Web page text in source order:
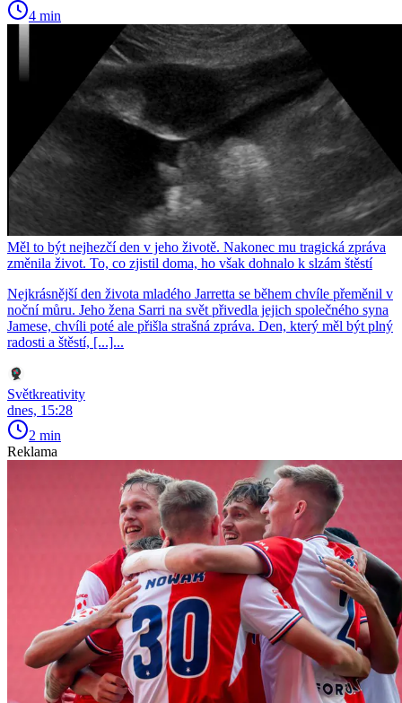
4 min
Měl to být nejhezčí den v jeho životě. Nakonec mu tragická zpráva
změnila život. To, co zjistil doma, ho však dohnalo k slzám štěstí
Nejkrásnější den života mladého Jarretta se během chvíle přeměnil v
noční můru. Jeho žena Sarri na svět přivedla jejich společného syna
Jamese, chvíli poté ale přišla strašná zpráva. Den, který měl být plný
radosti a štěstí, [...]...
Světkreativity
dnes, 15:28
2 min
Reklama